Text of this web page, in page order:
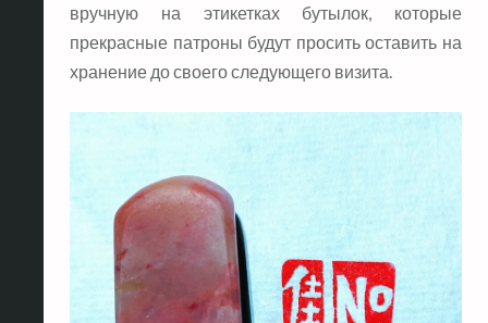
вручную на этикетках бутылок, которые
прекрасные патроны будут просить оставить на
хранение до своего следующего визита.